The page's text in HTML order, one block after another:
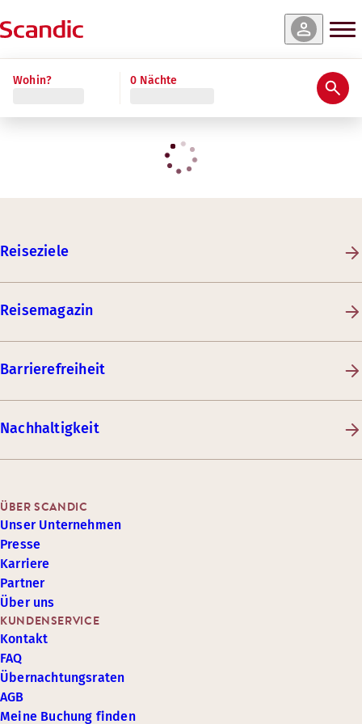
Wohin? 0 Nächte
Reiseziele
Reisemagazin
Barrierefreiheit
Nachhaltigkeit
KUNDENSERVICE
Kontakt
FAQ
Übernachtungsraten
AGB
Meine Buchung finden
ÜBER SCANDIC
Unser Unternehmen
Presse
Karriere
Partner
Über uns